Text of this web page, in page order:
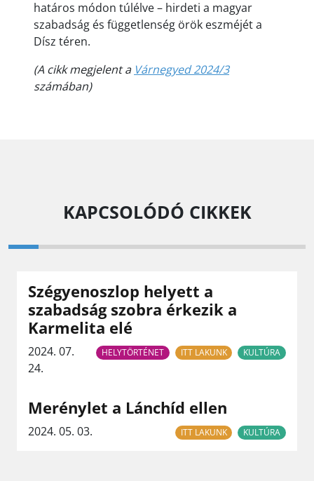
határos módon túlélve – hirdeti a magyar
szabadság és függetlenség örök eszméjét a
Dísz téren.
(A cikk megjelent a Várnegyed 2024/3
számában)
KAPCSOLÓDÓ CIKKEK
Szégyenoszlop helyett a
szabadság szobra érkezik a
Karmelita elé
2024. 07.
24.
HELYTÖRTÉNET ITT LAKUNK KULTÚRA
Merénylet a Lánchíd ellen
2024. 05. 03. ITT LAKUNK KULTÚRA